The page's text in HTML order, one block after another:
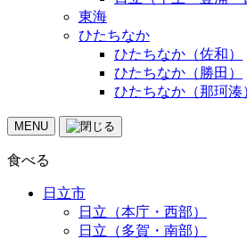
東海
ひたちなか
ひたちなか（佐和）
ひたちなか（勝田）
ひたちなか（那珂湊
MENU
食べる
日立市
日立（本庁・西部）
日立（多賀・南部）